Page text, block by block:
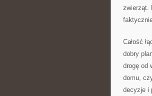
zwierząt.
Całość
dobry
drogę od
domu,
decyzje i